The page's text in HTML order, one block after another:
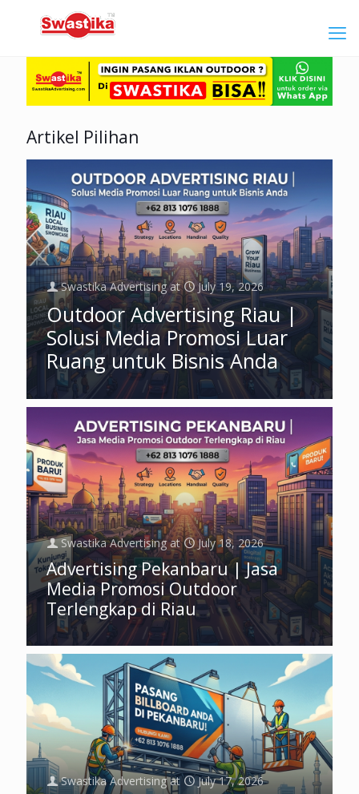
Artikel Pilihan
Swastika Advertising at July 19, 2026
Outdoor Advertising Riau |
Solusi Media Promosi Luar
Ruang untuk Bisnis Anda
Swastika Advertising at July 18, 2026
Advertising Pekanbaru | Jasa
Media Promosi Outdoor
Terlengkap di Riau
Swastika Advertising at July 17, 2026